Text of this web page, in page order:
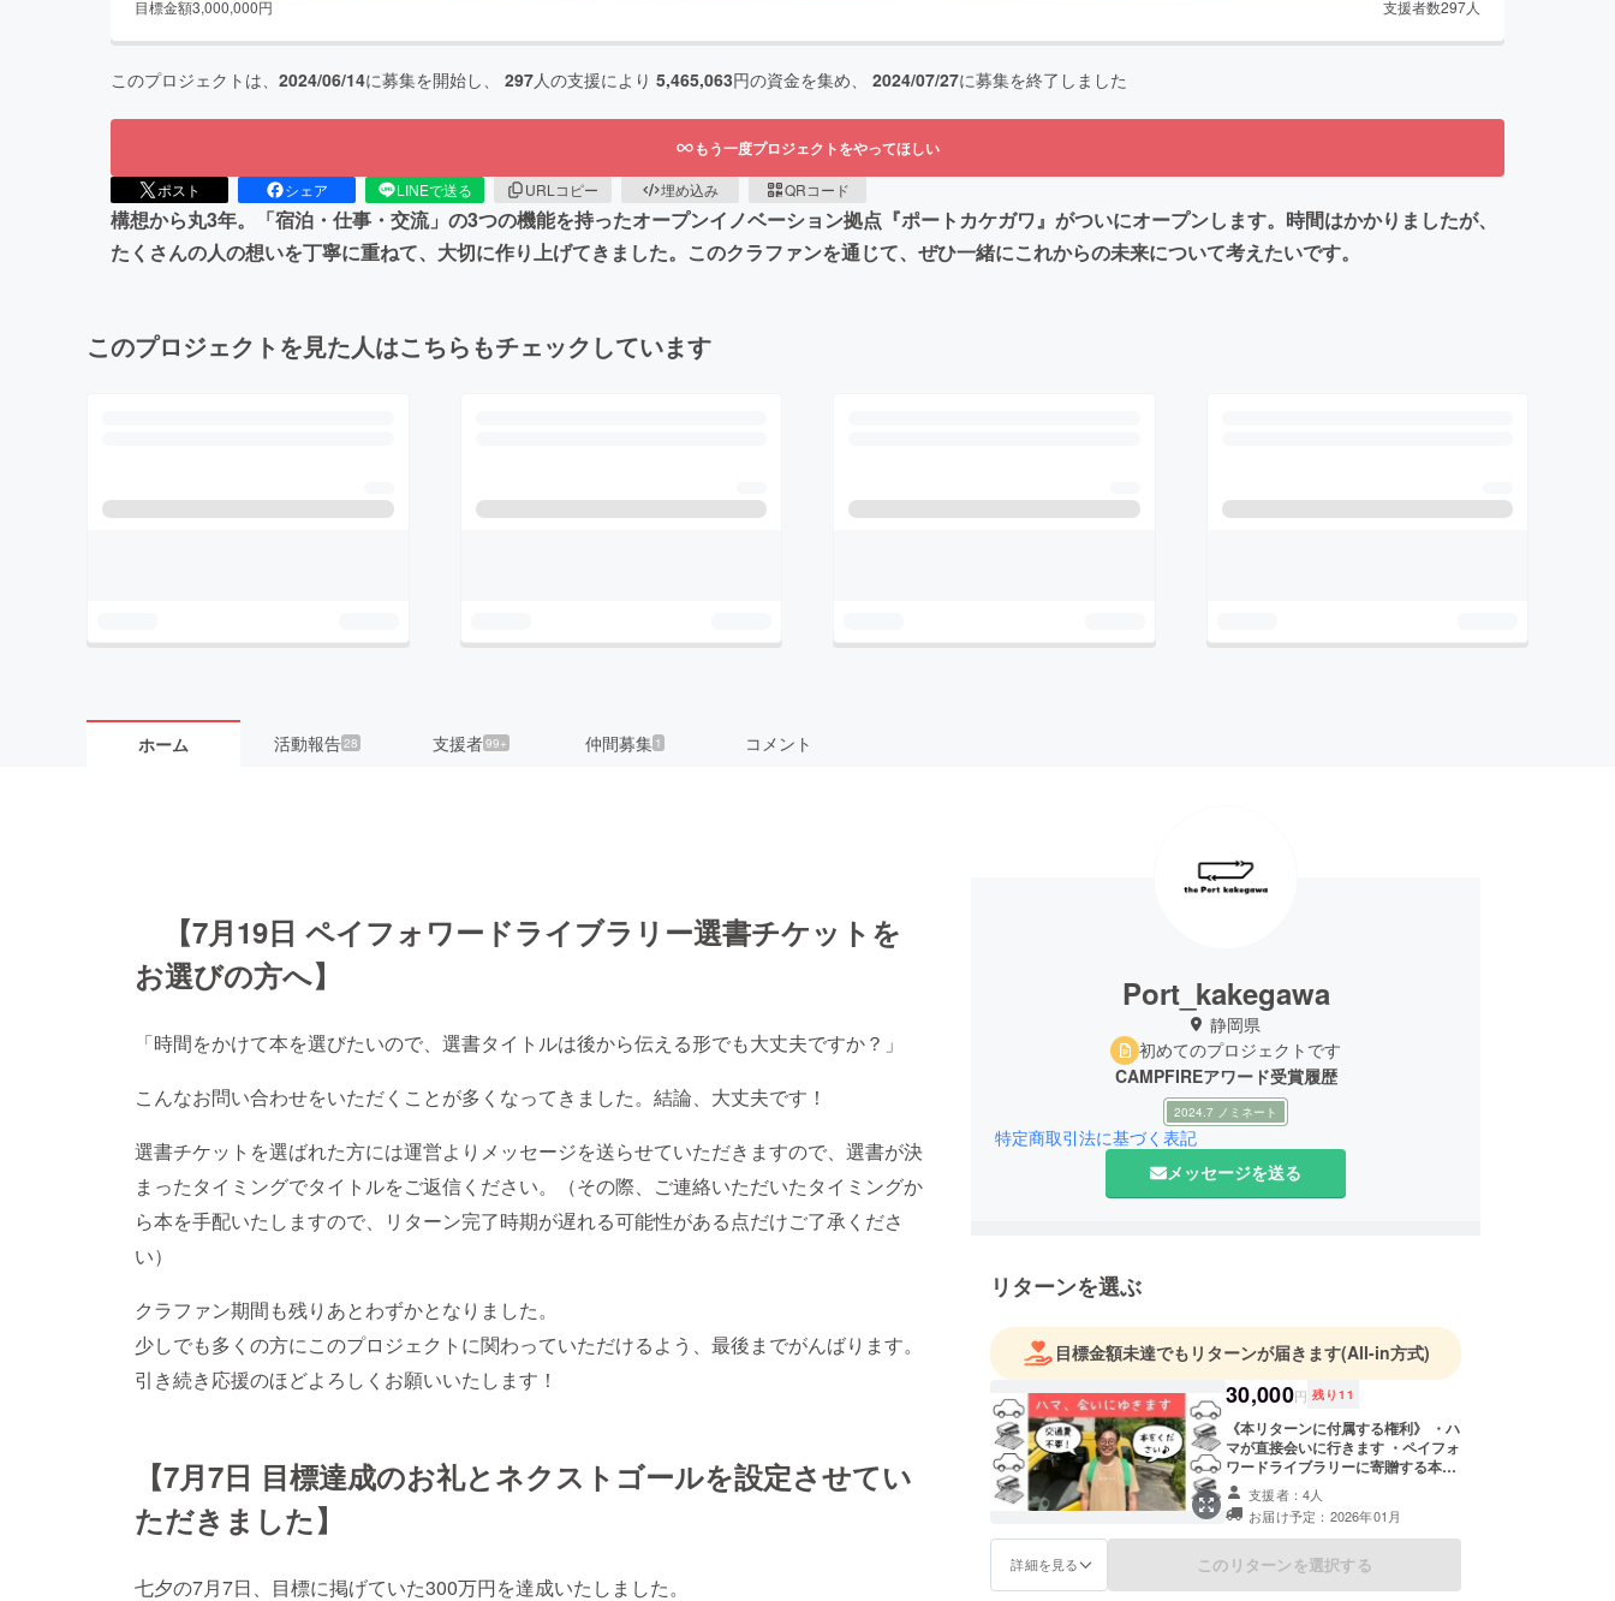
目標金額3,000,000円 支援者数297人
このプロジェクトは、 2024/06/14に募集を開始し、 297人の支援により 5,465,063円の資金を集め、 2024/07/27に募集を終了しました
もう一度プロジェクトをやってほしい
ポスト シェア LINEで送る URLコピー 埋め込み QRコード
構想から丸3年。「宿泊・仕事・交流」の3つの機能を持ったオープンイノベーション拠点『ポートカケガワ』がついにオープンします。時間はかかりましたが、
たくさんの人の想いを丁寧に重ねて、大切に作り上げてきました。このクラファンを通じて、ぜひ一緒にこれからの未来について考えたいです。
このプロジェクトを見た人はこちらもチェックしています
ホーム 活動報告28 支援者99+ 仲間募集 1 コメント
【7月19日 ペイフォワードライブラリー選書チケットを
お選びの方へ】
「時間をかけて本を選びたいので、選書タイトルは後から伝える形でも大丈夫ですか？」
こんなお問い合わせをいただくことが多くなってきました。結論、大丈夫です！
選書チケットを選ばれた方には運営よりメッセージを送らせていただきますので、選書が決
まったタイミングでタイトルをご返信ください。（その際、ご連絡いただいたタイミングか
ら本を手配いたしますので、リターン完了時期が遅れる可能性がある点だけご了承くださ
い）
クラファン期間も残りあとわずかとなりました。
少しでも多くの方にこのプロジェクトに関わっていただけるよう、最後までがんばります。
引き続き応援のほどよろしくお願いいたします！
【7月7日 目標達成のお礼とネクストゴールを設定させてい
ただきました】
七夕の7月7日、目標に掲げていた300万円を達成いたしました。
Port_kakegawa
静岡県
初めてのプロジェクトです
CAMPFIREアワード受賞履歴
2024.7 ノミネート
特定商取引法に基づく表記
メッセージを送る
リターンを選ぶ
目標金額未達でもリターンが届きます(All-in方式)
30,000円 残り 11
《本リターンに付属する権利》 ・ハ
マが直接会いに行きます ・ペイフォ
ワードライブラリーに寄贈する本を
直接お渡しいただけます 《備考》
・お会いする時間は3時間をお約束
し、それ以上は前後の予定次第とさ
せていただきます ・会う時期や場所
については相談のうえ決めさせてく
支援者：4人
お届け予定：2026年01月
詳細を見る このリターンを選択する